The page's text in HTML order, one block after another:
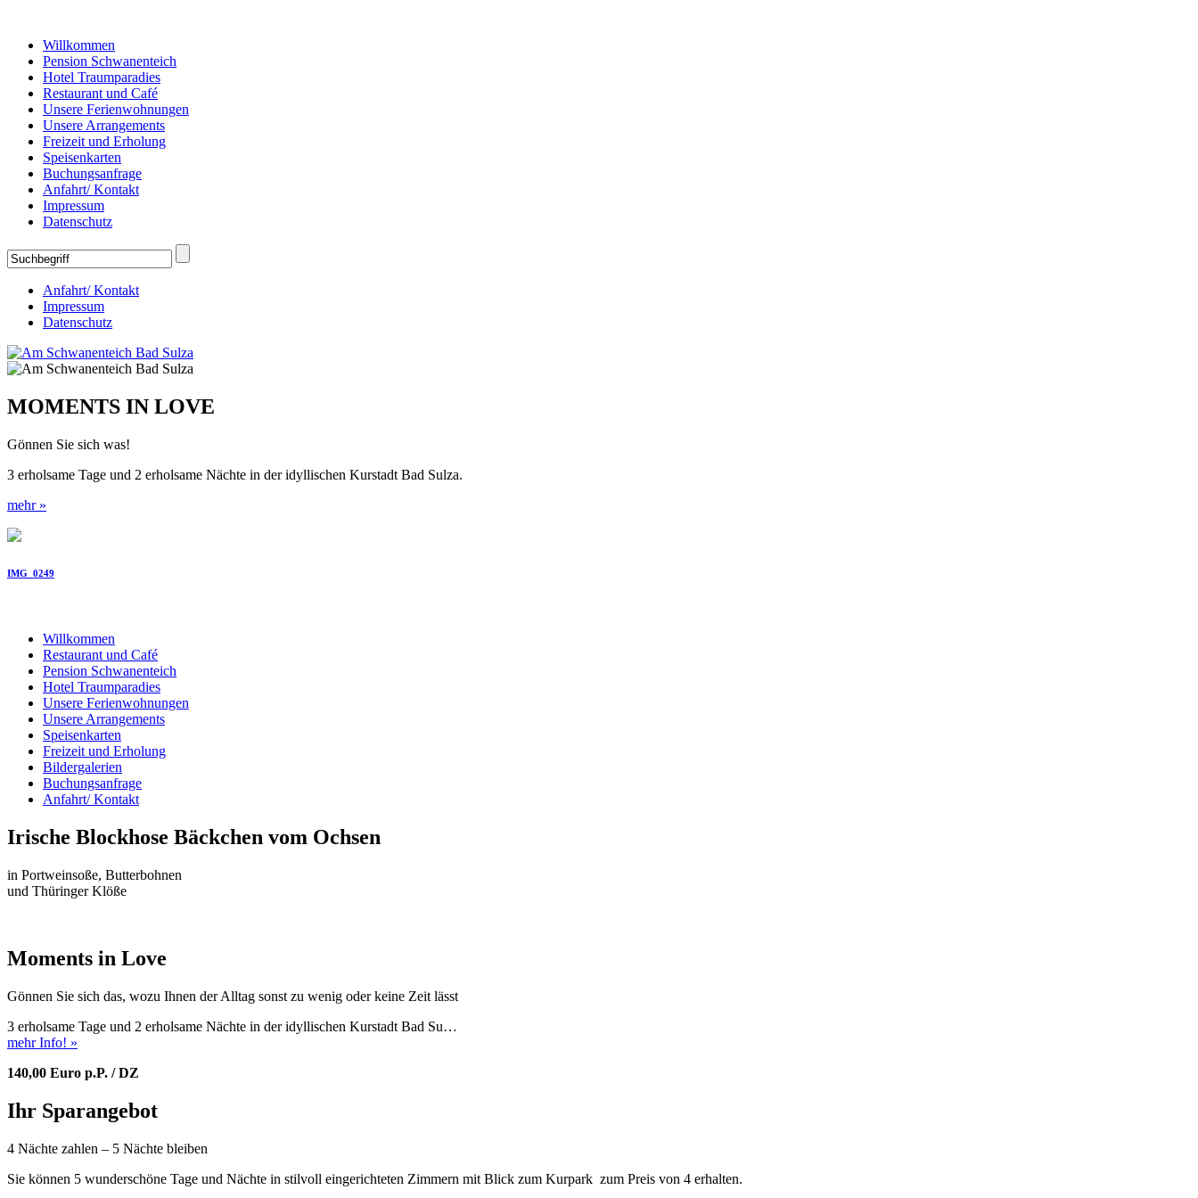
Willkommen
Pension Schwanenteich
Hotel Traumparadies
Restaurant und Café
Unsere Ferienwohnungen
Unsere Arrangements
Freizeit und Erholung
Speisenkarten
Buchungsanfrage
Anfahrt/ Kontakt
Impressum
Datenschutz
Anfahrt/ Kontakt
Impressum
Datenschutz
MOMENTS IN LOVE
Gönnen Sie sich was!
3 erholsame Tage und 2 erholsame Nächte in der idyllischen Kurstadt Bad Sulza.
mehr »
IMG_0249
Willkommen
Restaurant und Café
Pension Schwanenteich
Hotel Traumparadies
Unsere Ferienwohnungen
Unsere Arrangements
Speisenkarten
Freizeit und Erholung
Bildergalerien
Buchungsanfrage
Anfahrt/ Kontakt
Irische Blockhose Bäckchen vom Ochsen
in Portweinsoße, Butterbohnen
und Thüringer Klöße
Moments in Love
Gönnen Sie sich das, wozu Ihnen der Alltag sonst zu wenig oder keine Zeit lässt
3 erholsame Tage und 2 erholsame Nächte in der idyllischen Kurstadt Bad Su…
mehr Info! »
140,00 Euro p.P. / DZ
Ihr Sparangebot
4 Nächte zahlen – 5 Nächte bleiben
Sie können 5 wunderschöne Tage und Nächte in stilvoll eingerichteten Zimmern mit Blick zum Kurpark zum Preis von 4 erhalten.